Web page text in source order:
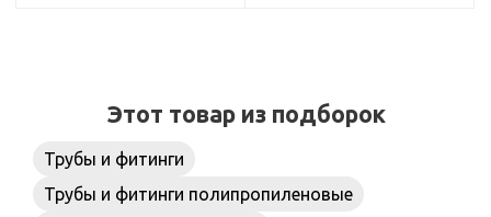
Этот товар из подборок
Трубы и фитинги
Трубы и фитинги полипропиленовые